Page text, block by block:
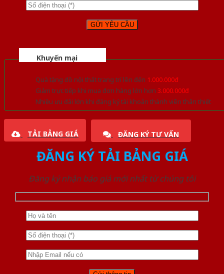
Khuyến mại
Quà tặng đồ nội thất trang trí lên đến 1.000.000đ
Giảm trực tiếp khi mua đơn hàng lớn hơn 3.000.000đ
Nhiều ưu đãi lớn khi đăng ký tài khoản thành viên thân thiết
TẢI BẢNG GIÁ ĐĂNG KÝ TƯ VẤN
ĐĂNG KÝ TẢI BẢNG GIÁ
Đăng ký nhận báo giá mới nhất từ chúng tôi